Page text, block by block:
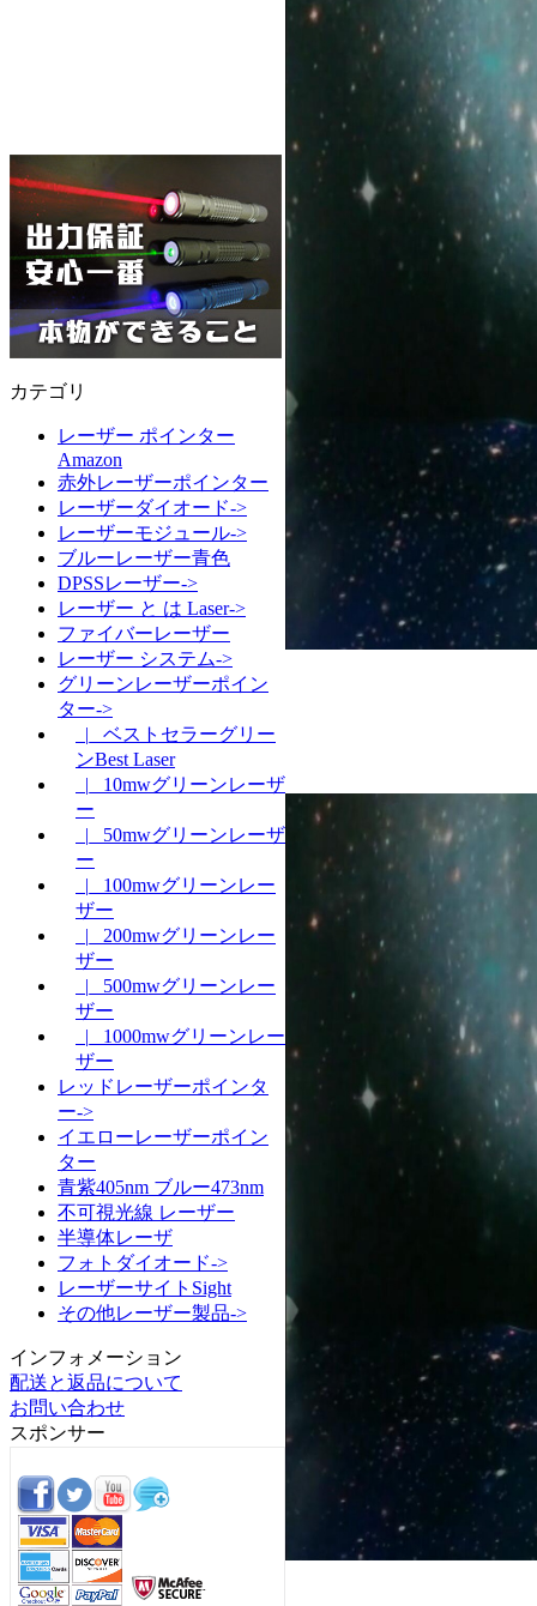
カテゴリ
レーザー ポインター
Amazon
赤外レーザーポインター
レーザーダイオード->
レーザーモジュール->
ブルーレーザー青色
DPSSレーザー->
レーザー と は Laser->
ファイバーレーザー
レーザー システム->
グリーンレーザーポイン
ター->
|_ ベストセラーグリー
ンBest Laser
|_ 10mwグリーンレーザ
ー
|_ 50mwグリーンレーザ
ー
|_ 100mwグリーンレー
ザー
|_ 200mwグリーンレー
ザー
|_ 500mwグリーンレー
ザー
|_ 1000mwグリーンレー
ザー
レッドレーザーポインタ
ー->
イエローレーザーポイン
ター
青紫405nm ブルー473nm
不可視光線 レーザー
半導体レーザ
フォトダイオード->
レーザーサイトSight
その他レーザー製品->
インフォメーション
配送と返品について
お問い合わせ
スポンサー